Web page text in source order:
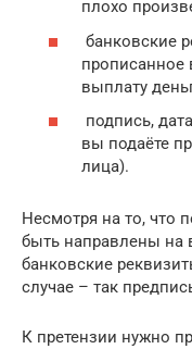
плохо
банковские
прописанное
выплату
подпись,
вы подаёте
лица).
Несмотря на то, что
быть направлены на
банковские
случае – так
К претензии нужно